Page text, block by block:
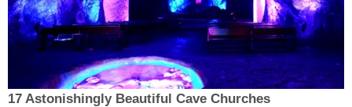
17 Astonishingly Beautiful Cave Churches